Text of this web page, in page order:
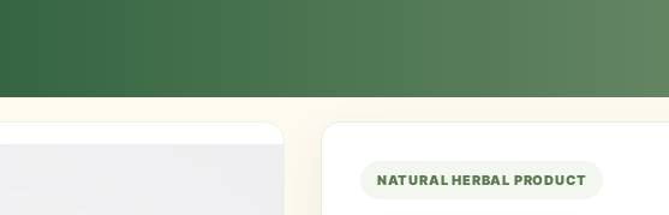
NATURAL HERBAL PRODUCT